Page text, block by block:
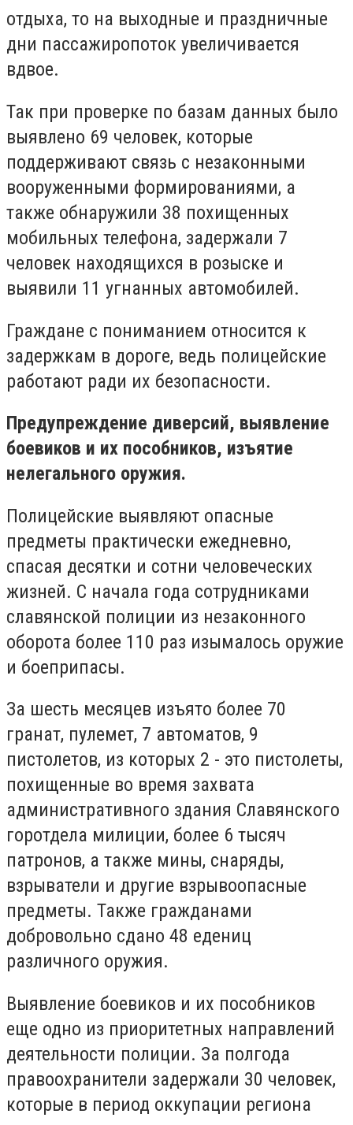
отдыха, то на выходные и праздничные
дни пассажиропоток увеличивается
вдвое.
Так при проверке по базам данных было
выявлено 69 человек, которые
поддерживают связь с незаконными
вооруженными формированиями, а
также обнаружили 38 похищенных
мобильных телефона, задержали 7
человек находящихся в розыске и
выявили 11 угнанных автомобилей.
Граждане с пониманием относится к
задержкам в дороге, ведь полицейские
работают ради их безопасности.
Предупреждение диверсий, выявление
боевиков и их пособников, изъятие
нелегального оружия.
Полицейские выявляют опасные
предметы практически ежедневно,
спасая десятки и сотни человеческих
жизней. С начала года сотрудниками
славянской полиции из незаконного
оборота более 110 раз изымалось оружие
и боеприпасы.
За шесть месяцев изъято более 70
гранат, пулемет, 7 автоматов, 9
пистолетов, из которых 2 - это пистолеты,
похищенные во время захвата
административного здания Славянского
горотдела милиции, более 6 тысяч
патронов, а также мины, снаряды,
взрыватели и другие взрывоопасные
предметы. Также гражданами
добровольно сдано 48 едениц
различного оружия.
Выявление боевиков и их пособников
еще одно из приоритетных направлений
деятельности полиции. За полгода
правоохранители задержали 30 человек,
которые в период оккупации региона